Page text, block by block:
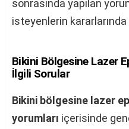
sonrasında yapılan
isteyenlerin
Bikini Bölgesine Lazer
İlgili Sorular
Bikini bölgesine lazer
yorumları içerisinde